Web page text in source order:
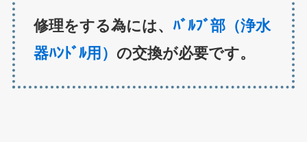
修理をする為には、 ﾊﾞﾙﾌﾞ部（浄水
器ﾊﾝﾄﾞﾙ用） の交換が必要です。